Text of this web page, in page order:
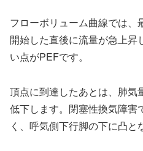
フローボリューム曲線では、
開始した直後に流量が急上昇
い点がPEFです。
頂点に到達したあとは、肺気
低下します。閉塞性換気障害
く、呼気側下行脚の下に凸と